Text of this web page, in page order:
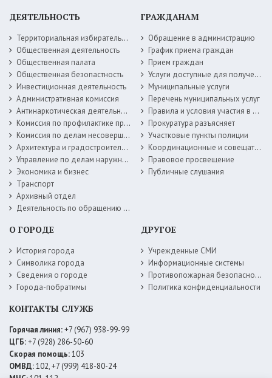
ДЕЯТЕЛЬНОСТЬ
Территориальная избирательная комиссия
Общественная деятельность
Общественная палата
Общественная безопастность
Инвестиционная деятельность
Административная комиссия
Антинаркотическая деятельность
Комиссия по профилактике правонарушений
Комиссия по делам несовершеннолетних
Архитектура и градостроительство
Управление по делам наружной рекламы
Экономика и бизнес
Транспорт
Архивный отдел
Деятельность по обращению с животными без владельцев
ГРАЖДАНАМ
Обращение в администрацию
График приема граждан
Прием граждан
Услуги доступные для получения в электронной форме
Муниципальные услуги
Перечень муниципальных услуг
Правила и условия участия в жилищных программах
Прокуратура разъясняет
Участковые пункты полиции
Координационные и совещательные органы
Правовое просвещение
Публичные слушания
О ГОРОДЕ
История города
Символика города
Сведения о городе
Города-побратимы
ДРУГОЕ
Учрежденные СМИ
Информационные системы
Противопожарная безопасность
Политика конфиденциальности
КОНТАКТЫ СЛУЖБ
Горячая линия:+7 (967) 938-99-99
ЦГБ:+7 (928) 286-50-60
Скорая помощь:103
ОМВД:102, +7 (999) 418-80-24